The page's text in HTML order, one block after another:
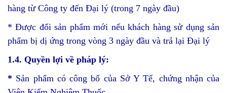
hàng từ Công ty đến Đại lý (trong 7 ngày đầu)
* Được đổi sản phẩm mới nếu khách hàng sử dụng sản
phẩm bị dị ứng trong vòng 3 ngày đầu và trả lại Đại lý
1.4. Quyền lợi về pháp lý:
* Sản phẩm có công bố của Sở Y Tế, chứng nhận của